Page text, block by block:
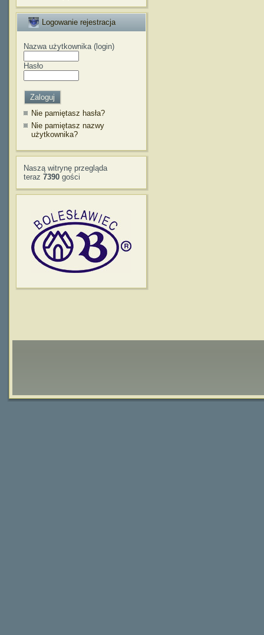
Logowanie rejestracja
Nazwa użytkownika (login)
Hasło
Nie pamiętasz hasła?
Nie pamiętasz nazwy
użytkownika?
Naszą witrynę przegląda
teraz 7390 gości